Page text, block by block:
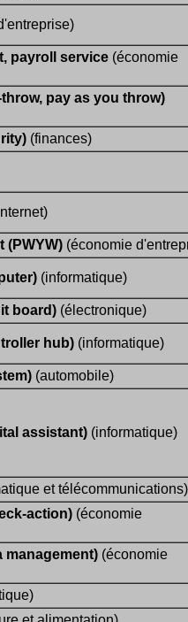
payroll service (économie
pay as you throw)
(finances)
(PWYW) (économie
(informatique)
board) (électronique)
hub) (informatique)
(automobile)
assistant) (informatique)
et télécommunications)
action) (économie
management) (économie